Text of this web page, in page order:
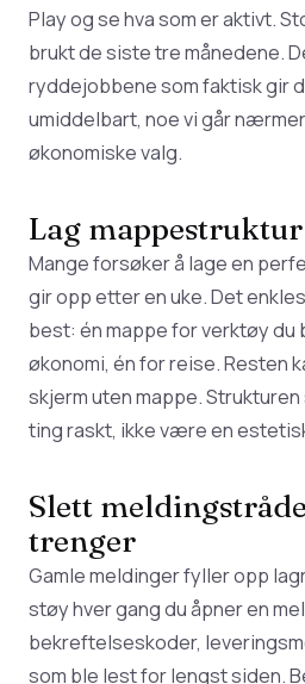
Play og se hva som er aktivt.
brukt de siste tre månedene.
ryddejobbene som faktisk gir
umiddelbart, noe vi går
økonomiske valg.
Lag
Mange forsøker å lage en
gir opp etter en uke. Det
best: én mappe for verktøy du
økonomi, én for reise. Resten
skjerm uten mappe.
ting raskt, ikke være en
Slett
trenger
Gamle meldinger fyller opp
støy hver gang du åpner en
bekreftelseskoder,
som ble lest for lengst siden.